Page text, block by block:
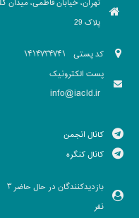
تهران، خیابان فاطمی،
پلاک 29
کد پستی
پست الکترونیک
info@iacld.ir
کانال انجمن
کانال کنگره
بازدیدکنندگان در حال حاضر3
نفر